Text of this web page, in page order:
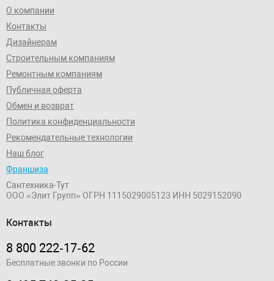
О компании
Контакты
Дизайнерам
Строительным компаниям
Ремонтным компаниям
Публичная оферта
Обмен и возврат
Политика конфиденциальности
Рекомендательные технологии
Наш блог
Франшиза
Сантехника-Тут
ООО «Элит Групп» ОГРН 1115029005123 ИНН 5029152090
Контакты
8 800 222‑17‑62
Бесплатные звонки по России